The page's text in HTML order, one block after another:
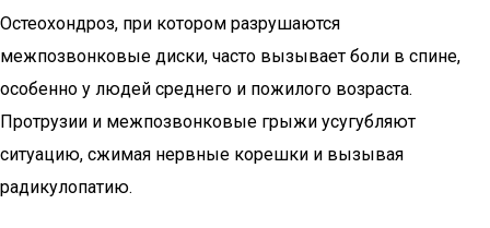
Остеохондроз, при котором разрушаются
межпозвонковые диски, часто вызывает боли в спине,
особенно у людей среднего и пожилого возраста.
Протрузии и межпозвонковые грыжи усугубляют
ситуацию, сжимая нервные корешки и вызывая
радикулопатию.